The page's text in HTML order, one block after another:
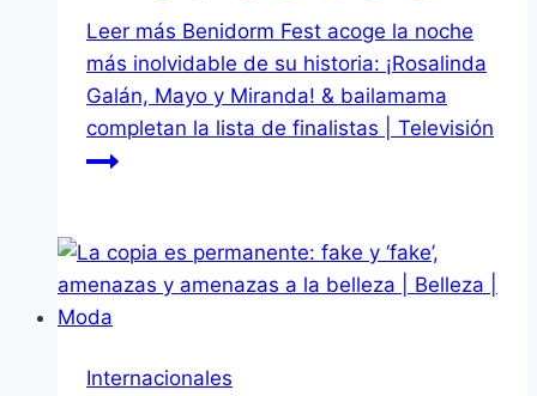
Leer más Benidorm Fest acoge la noche
más inolvidable de su historia: ¡Rosalinda
Galán, Mayo y Miranda! & bailamama
completan la lista de finalistas | Televisión
Internacionales